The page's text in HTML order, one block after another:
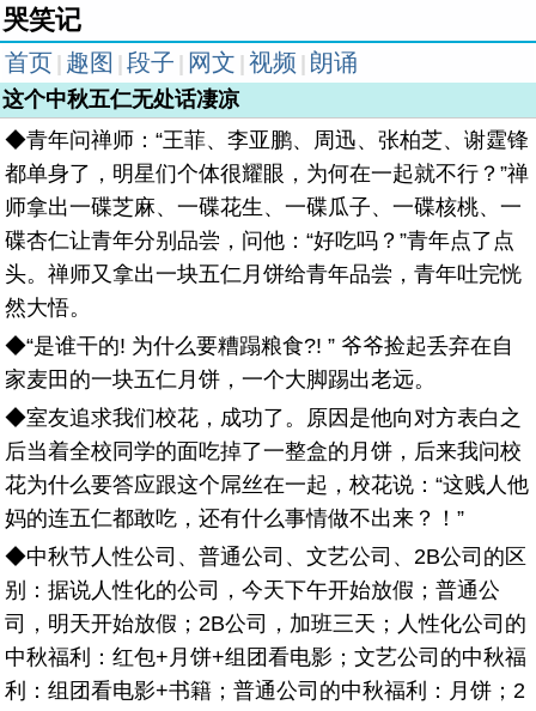
哭笑记
首页 趣图 段子 网文 视频 朗诵
这个中秋五仁无处话凄凉
◆青年问禅师：“王菲、李亚鹏、周迅、张柏芝、谢霆锋
都单身了，明星们个体很耀眼，为何在一起就不行？”禅
师拿出一碟芝麻、一碟花生、一碟瓜子、一碟核桃、一
碟杏仁让青年分别品尝，问他：“好吃吗？”青年点了点
头。禅师又拿出一块五仁月饼给青年品尝，青年吐完恍
然大悟。
◆“是谁干的! 为什么要糟蹋粮食?! ” 爷爷捡起丢弃在自
家麦田的一块五仁月饼，一个大脚踢出老远。
◆室友追求我们校花，成功了。原因是他向对方表白之
后当着全校同学的面吃掉了一整盒的月饼，后来我问校
花为什么要答应跟这个屌丝在一起，校花说：“这贱人他
妈的连五仁都敢吃，还有什么事情做不出来？！”
◆中秋节人性公司、普通公司、文艺公司、2B公司的区
别：据说人性化的公司，今天下午开始放假；普通公
司，明天开始放假；2B公司，加班三天；人性化公司的
中秋福利：红包+月饼+组团看电影；文艺公司的中秋福
利：组团看电影+书籍；普通公司的中秋福利：月饼；2